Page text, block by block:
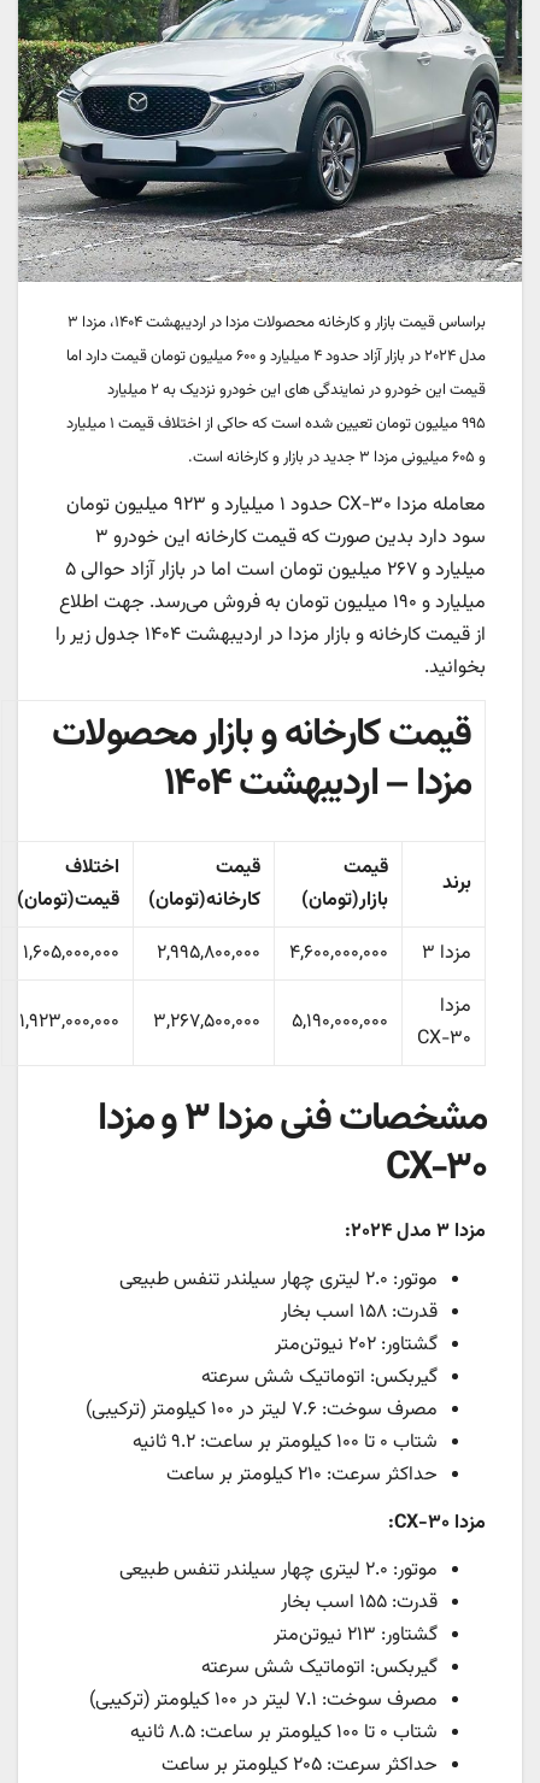
براساس قیمت بازار و کارخانه محصولات مزدا در اردیبهشت ۱۴۰۴، مزدا ۳
مدل ۲۰۲۴ در بازار آزاد حدود
۴ میلیارد و ۶۰۰
میلیون تومان قیمت دارد اما
قیمت این خودرو در نمایندگی های این خودرو نزدیک به
۲ میلیارد
۹۹۵میلیون تومان
تعیین شده است که حاکی از اختلاف قیمت ۱ میلیارد
و ۶۰۵ میلیونی مزدا ۳ جدید در بازار و کارخانه است.
معامله مزدا CX-۳۰ حدود ۱ میلیارد و ۹۲۳ میلیون تومان
سود دارد بدین صورت که قیمت کارخانه این خودرو ۳
میلیارد و ۲۶۷
میلیون تومان است اما در بازار آزاد حوالی۵
میلیارد و ۱۹۰
میلیون تومان به فروش می‌رسد. جهت اطلاع
از قیمت کارخانه و بازار مزدا در اردیبهشت ۱۴۰۴ جدول زیر را
بخوانید.
قیمت کارخانه و بازار محصولات
مزدا – اردیبهشت ۱۴۰۴
برند
قیمت
بازار(تومان)
قیمت
کارخانه(تومان)
اختلاف
قیمت(تومان)
مزدا ۳
۴,۶۰۰,۰۰۰,۰۰۰ ۲,۹۹۵,۸۰۰,۰۰۰ ۱,۶۰۵,۰۰۰,۰۰۰
مزدا
CX-۳۰
۵,۱۹۰,۰۰۰,۰۰۰ ۳,۲۶۷,۵۰۰,۰۰۰ ۱,۹۲۳,۰۰۰,۰۰۰
مشخصات فنی مزدا ۳ و مزدا
CX-۳۰
مزدا ۳ مدل ۲۰۲۴:
موتور: ۲.۰ لیتری چهار سیلندر تنفس طبیعی
قدرت: ۱۵۸ اسب بخار
گشتاور: ۲۰۲ نیوتن‌متر
گیربکس: اتوماتیک شش سرعته
مصرف سوخت: ۷.۶ لیتر در ۱۰۰ کیلومتر (ترکیبی)
شتاب ۰ تا ۱۰۰ کیلومتر بر ساعت: ۹.۲ ثانیه
حداکثر سرعت: ۲۱۰ کیلومتر بر ساعت
مزدا CX-۳۰:
موتور: ۲.۰ لیتری چهار سیلندر تنفس طبیعی
قدرت: ۱۵۵ اسب بخار
گشتاور: ۲۱۳ نیوتن‌متر
گیربکس: اتوماتیک شش سرعته
مصرف سوخت: ۷.۱ لیتر در ۱۰۰ کیلومتر (ترکیبی)
شتاب ۰ تا ۱۰۰ کیلومتر بر ساعت: ۸.۵ ثانیه
حداکثر سرعت: ۲۰۵ کیلومتر بر ساعت